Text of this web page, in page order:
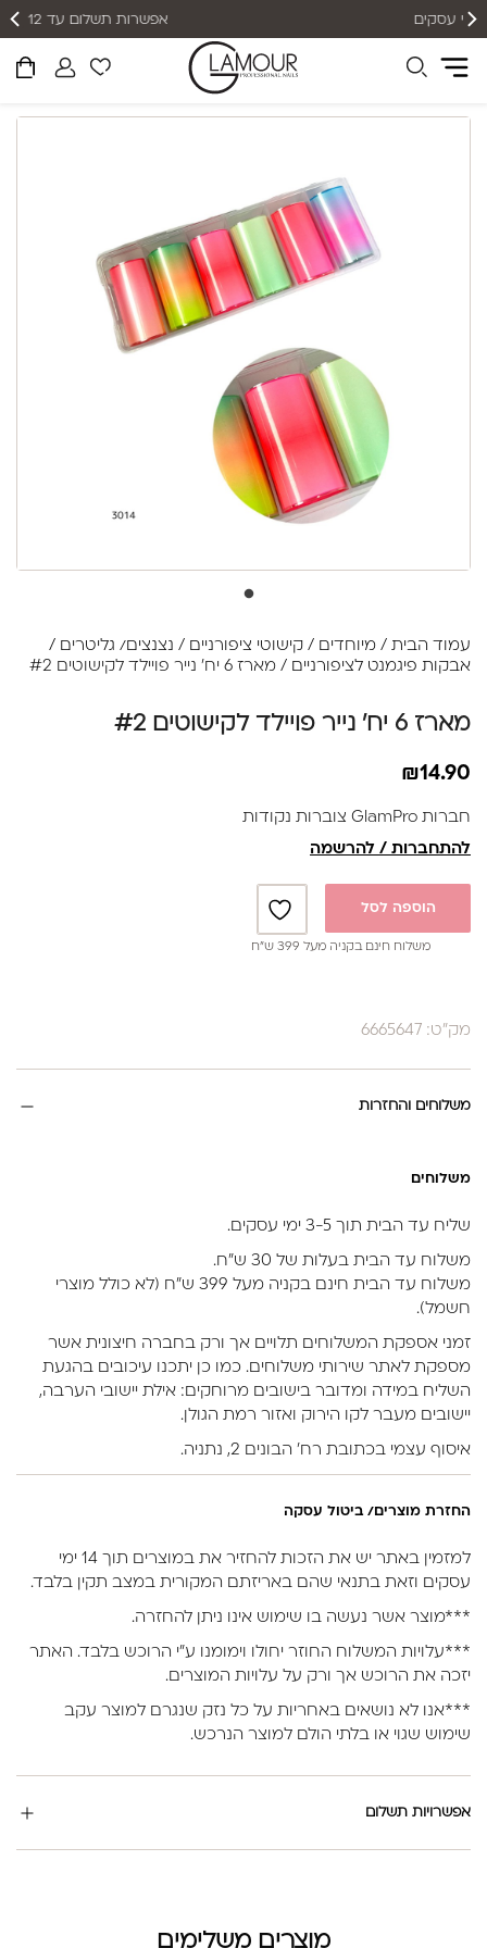
עמוד הבית / מיוחדים / קישוטי ציפורניים / נצנצים/ גליטרים /
אבקות פיגמנט לציפורניים / מארז 6 יח' נייר פויילד לקישוטים #2
מארז 6 יח' נייר פויילד לקישוטים #2
₪14.90
חברות GlamPro צוברות נקודות
להתחברות / להרשמה
הוספה לסל
משלוח חינם בקניה מעל 399 ש”ח
מק"ט: 6665647
משלוחים והחזרות
משלוחים
שליח עד הבית תוך 3-5 ימי עסקים.
משלוח עד הבית בעלות של 30 ש״ח.
משלוח עד הבית חינם בקניה מעל 399 ש״ח (לא כולל מוצרי
חשמל).
זמני אספקת המשלוחים תלויים אך ורק בחברה חיצונית אשר
מספקת לאתר שירותי משלוחים. כמו כן יתכנו עיכובים בהגעת
השליח במידה ומדובר בישובים מרוחקים: אילת יישובי הערבה,
יישובים מעבר לקו הירוק ואזור רמת הגולן.
איסוף עצמי בכתובת רח’ הבונים 2, נתניה.
החזרת מוצרים/ ביטול עסקה
למזמין באתר יש את הזכות להחזיר את במוצרים תוך 14 ימי
עסקים וזאת בתנאי שהם באריזתם המקורית במצב תקין בלבד.
***מוצר אשר נעשה בו שימוש אינו ניתן להחזרה.
***עלויות המשלוח החוזר יחולו וימומנו ע”י הרוכש בלבד. האתר
יזכה את הרוכש אך ורק על עלויות המוצרים.
***אנו לא נושאים באחריות על כל נזק שנגרם למוצר עקב
שימוש שגוי או בלתי הולם למוצר הנרכש.
אפשרויות תשלום
מוצרים משלימים